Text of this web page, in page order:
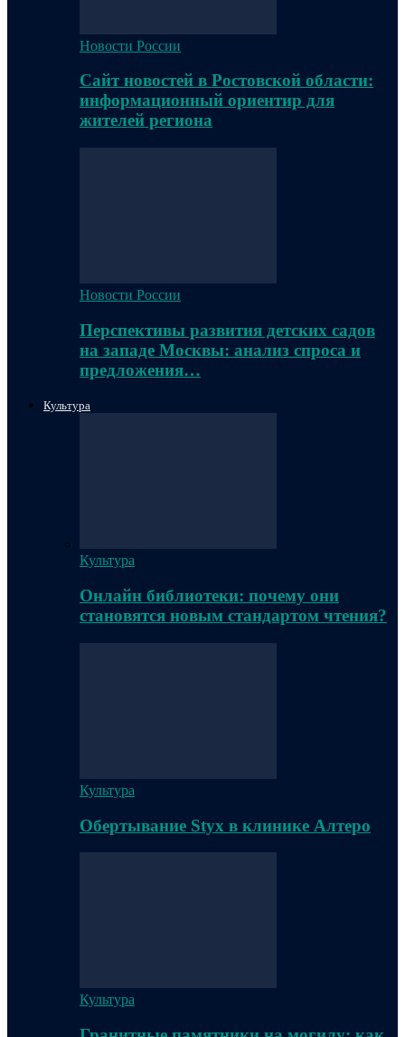
Новости России
Сайт новостей в Ростовской области:
информационный ориентир для
жителей региона
Новости России
Перспективы развития детских садов
на западе Москвы: анализ спроса и
предложения…
Культура
Культура
Онлайн библиотеки: почему они
становятся новым стандартом чтения?
Культура
Обертывание Styx в клинике Алтеро
Культура